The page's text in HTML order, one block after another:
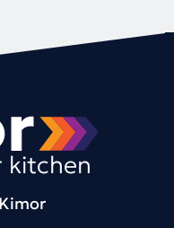
kitchen
Kimor